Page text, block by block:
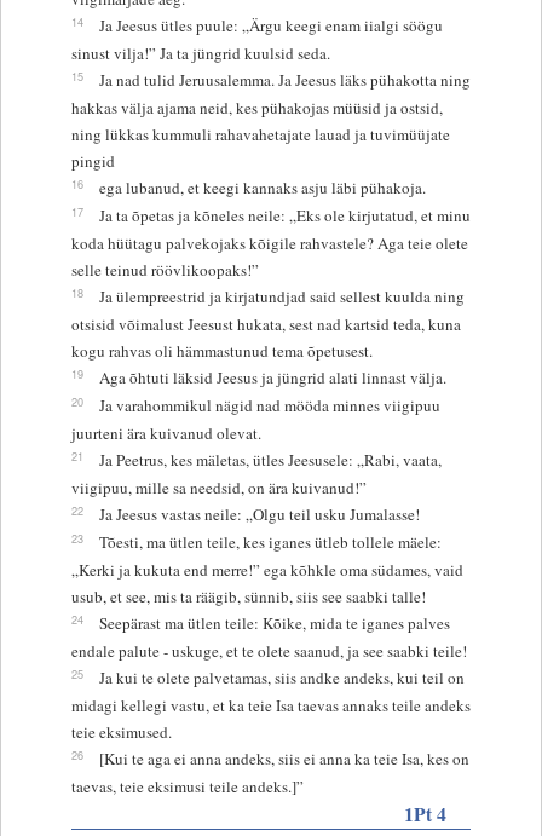
14
Ja Jeesus ütles puule: „Ärgu keegi enam iialgi söögu
sinust vilja!” Ja ta jüngrid kuulsid seda.
15
Ja nad tulid Jeruusalemma. Ja Jeesus läks pühakotta ning
hakkas välja ajama neid, kes pühakojas müüsid ja ostsid,
ning lükkas kummuli rahavahetajate lauad ja tuvimüüjate
pingid
16 ega lubanud, et keegi kannaks asju läbi pühakoja.
17
Ja ta õpetas ja kõneles neile: „Eks ole kirjutatud, et minu
koda hüütagu palvekojaks kõigile rahvastele? Aga teie olete
selle teinud röövlikoopaks!”
18
Ja ülempreestrid ja kirjatundjad said sellest kuulda ning
otsisid võimalust Jeesust hukata, sest nad kartsid teda, kuna
kogu rahvas oli hämmastunud tema õpetusest.
19 Aga õhtuti läksid Jeesus ja jüngrid alati linnast välja.
20
Ja varahommikul nägid nad mööda minnes viigipuu
juurteni ära kuivanud olevat.
21
Ja Peetrus, kes mäletas, ütles Jeesusele: „Rabi, vaata,
viigipuu, mille sa needsid, on ära kuivanud!”
22 Ja Jeesus vastas neile: „Olgu teil usku Jumalasse!
23
Tõesti, ma ütlen teile, kes iganes ütleb tollele mäele:
„Kerki ja kukuta end merre!” ega kõhkle oma südames, vaid
usub, et see, mis ta räägib, sünnib, siis see saabki talle!
24
Seepärast ma ütlen teile: Kõike, mida te iganes palves
endale palute - uskuge, et te olete saanud, ja see saabki teile!
25
Ja kui te olete palvetamas, siis andke andeks, kui teil on
midagi kellegi vastu, et ka teie Isa taevas annaks teile andeks
teie eksimused.
26
[Kui te aga ei anna andeks, siis ei anna ka teie Isa, kes on
taevas, teie eksimusi teile andeks.]”
1Pt 4